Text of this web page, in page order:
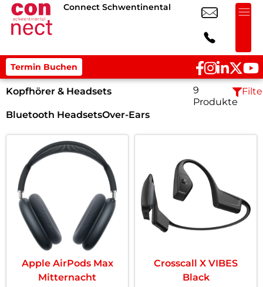
Connect Schwentinental
Termin Buchen
Kopfhörer & Headsets
Bluetooth HeadsetsOver-Ears
9
Produkte
Apple AirPods Max
Mitternacht
Crosscall X VIBES
Black